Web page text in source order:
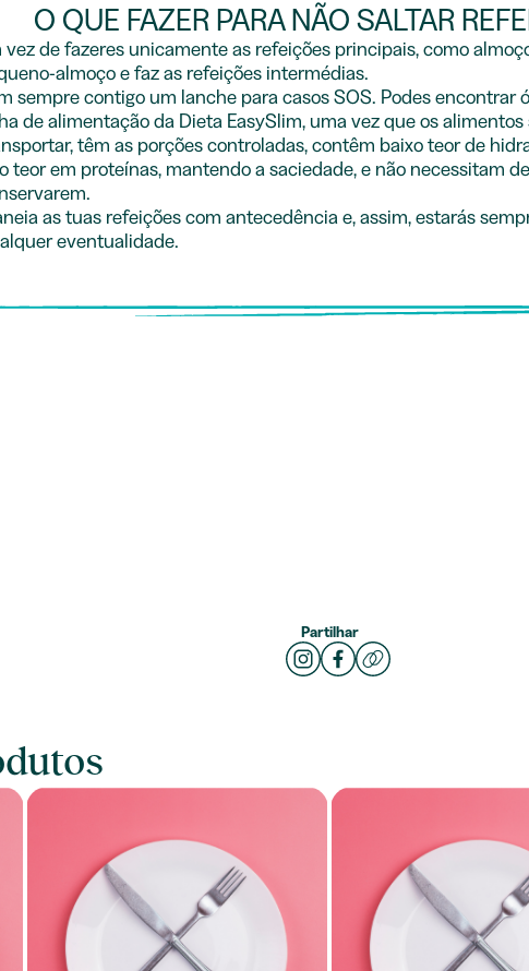
O QUE FAZER PARA NÃO SALTAR
vez de fazeres unicamente as refeições principais, como
almoço e faz as refeições intermédias.
sempre contigo um lanche para casos SOS. Podes encontrar
de alimentação da Dieta EasySlim, uma vez que os
têm as porções controladas, contêm baixo teor de
teor em proteínas, mantendo a saciedade, e não necessitam
as tuas refeições com antecedência e, assim, estarás
eventualidade.
Partilhar